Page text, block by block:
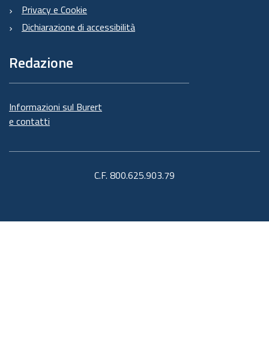
Privacy e Cookie
Dichiarazione di accessibilità
Redazione
Informazioni sul Burert
e contatti
C.F. 800.625.903.79